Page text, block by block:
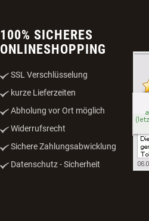
100% SICHERES
ONLINESHOPPING
SSL Verschlüsselung
kurze Lieferzeiten
Abholung vor Ort möglich
Widerrufsrecht
Sichere Zahlungsabwicklung
Datenschutz - Sicherheit